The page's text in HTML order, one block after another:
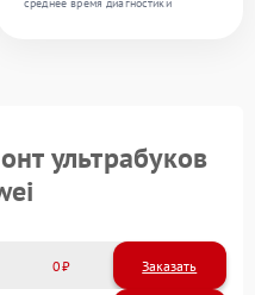
среднее время диагностики
ультрабуков
0 Заказать